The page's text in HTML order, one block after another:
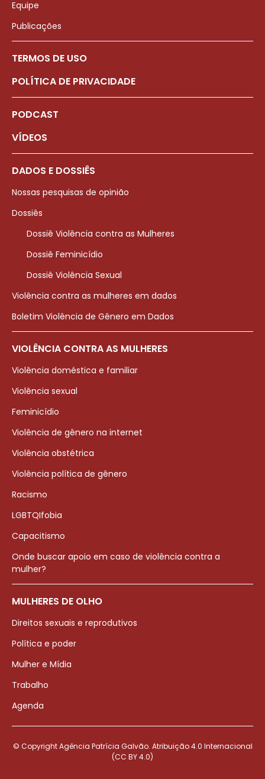
Equipe
Publicações
TERMOS DE USO
POLÍTICA DE PRIVACIDADE
PODCAST
VÍDEOS
DADOS E DOSSIÊS
Nossas pesquisas de opinião
Dossiês
Dossiê Violência contra as Mulheres
Dossiê Feminicídio
Dossiê Violência Sexual
Violência contra as mulheres em dados
Boletim Violência de Gênero em Dados
VIOLÊNCIA CONTRA AS MULHERES
Violência doméstica e familiar
Violência sexual
Feminicídio
Violência de gênero na internet
Violência obstétrica
Violência política de gênero
Racismo
LGBTQIfobia
Capacitismo
Onde buscar apoio em caso de violência contra a
mulher?
MULHERES DE OLHO
Direitos sexuais e reprodutivos
Política e poder
Mulher e Mídia
Trabalho
Agenda
© Copyright Agência Patrícia Galvão. Atribuição 4.0 Internacional
(CC BY 4.0)